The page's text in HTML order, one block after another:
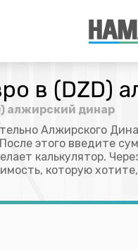
в (DZD)
алжирский динар
Алжирского
этого введите
калькулятор.
которую